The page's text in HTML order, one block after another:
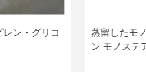
ン・グリコ
蒸留したモ
ン モノステ